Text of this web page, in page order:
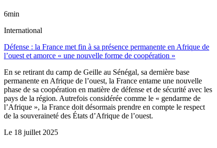
6min
International
Défense : la France met fin à sa présence permanente en Afrique de
l’ouest et amorce « une nouvelle forme de coopération »
En se retirant du camp de Geille au Sénégal, sa dernière base
permanente en Afrique de l’ouest, la France entame une nouvelle
phase de sa coopération en matière de défense et de sécurité avec les
pays de la région. Autrefois considérée comme le « gendarme de
l’Afrique », la France doit désormais prendre en compte le respect
de la souveraineté des États d’Afrique de l’ouest.
Le 18 juillet 2025